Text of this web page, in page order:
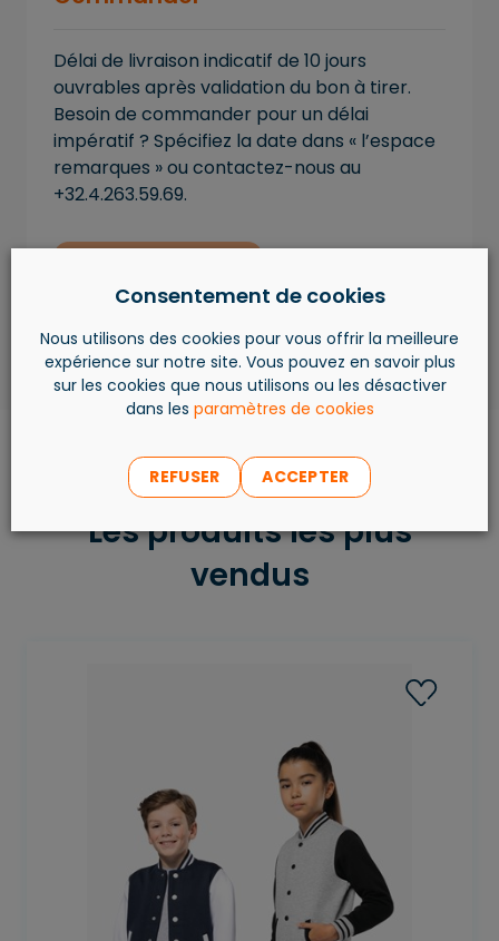
Délai de livraison indicatif de 10 jours
ouvrables après validation du bon à tirer.
Besoin de commander pour un délai
impératif ? Spécifiez la date dans « l’espace
remarques » ou contactez-nous au
+32.4.263.59.69.
Les produits les plus
vendus
Consentement de cookies
Nous utilisons des cookies pour vous offrir la meilleure
expérience sur notre site. Vous pouvez en savoir plus
sur les cookies que nous utilisons ou les désactiver
dans les paramètres de cookies
REFUSER ACCEPTER